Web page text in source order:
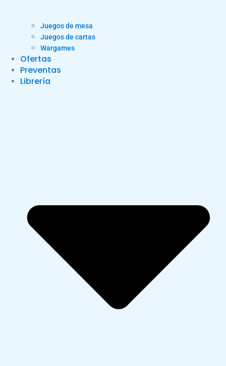
Juegos de mesa
Juegos de cartas
Wargames
Ofertas
Preventas
Librería